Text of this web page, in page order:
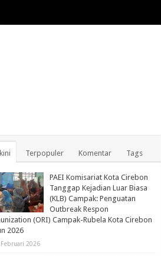
Terpopuler Komentar Tags
PAEI Komisariat Kota Cirebon
Tanggap Kejadian Luar Biasa
(KLB) Campak: Penguatan
Outbreak Respon
(ORI) Campak-Rubela Kota Cirebon
2026
2026